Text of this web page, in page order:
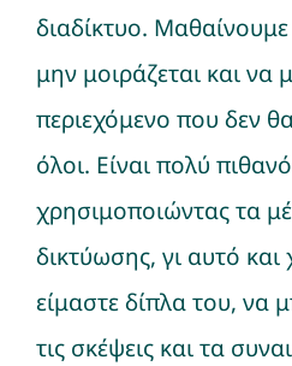
διαδίκτυο.
μην μοιράζεται και να
περιεχόμενο που δεν
όλοι. Είναι πολύ
χρησιμοποιώντας τα
δικτύωσης, γι αυτό και
είμαστε δίπλα του, να
τις σκέψεις και τα